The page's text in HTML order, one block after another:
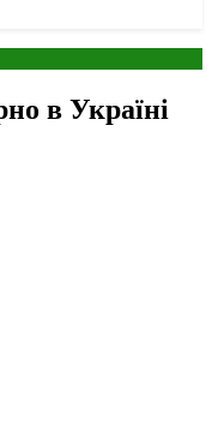
в Україні